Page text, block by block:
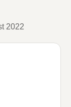
2022